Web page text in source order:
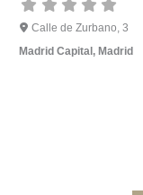
Calle de Zurbano, 3
Madrid Capital , Madrid